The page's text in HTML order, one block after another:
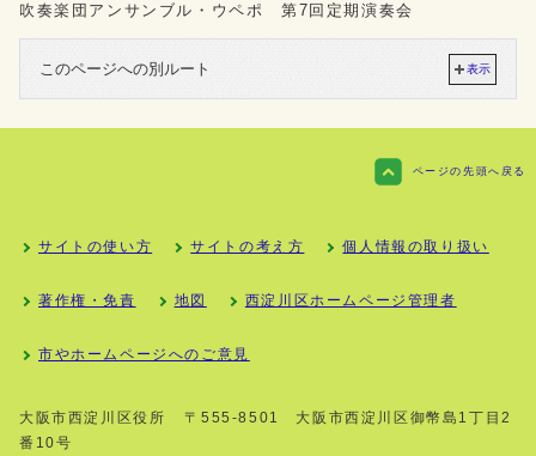
吹奏楽団アンサンブル・ウペポ 第7回定期演奏会
このページへの別ルート 表示
ページの先頭へ戻る
サイトの使い方 サイトの考え方 個人情報の取り扱い
著作権・免責 地図 西淀川区ホームページ管理者
市やホームページへのご意見
大阪市西淀川区役所
〒555-8501 大阪市西淀川区御幣島1丁目2
番10号